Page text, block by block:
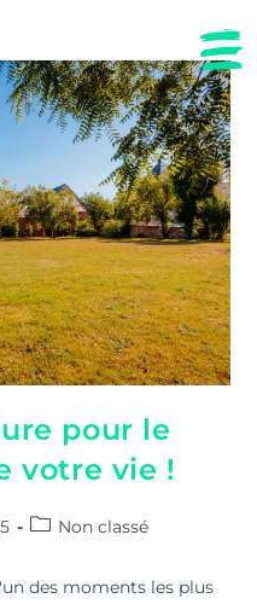
pour le
votre vie !
Non classé
des moments les plus